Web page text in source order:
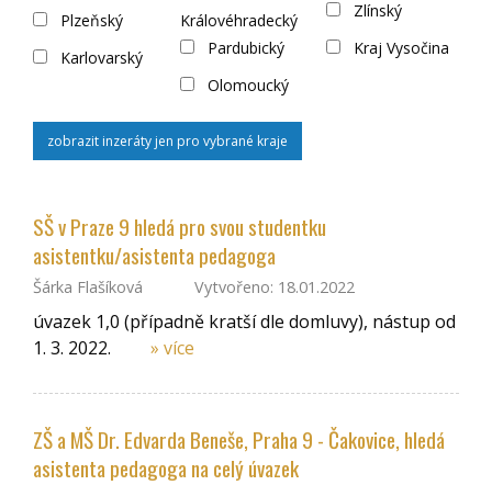
Plzeňský
Karlovarský
Královéhradecký
Pardubický
Olomoucký
Zlínský
Kraj Vysočina
zobrazit inzeráty jen pro vybrané kraje
SŠ v Praze 9 hledá pro svou studentku
asistentku/asistenta pedagoga
Šárka Flašíková Vytvořeno: 18.01.2022
úvazek 1,0 (případně kratší dle domluvy), nástup od
1. 3. 2022.
» více
ZŠ a MŠ Dr. Edvarda Beneše, Praha 9 - Čakovice, hledá
asistenta pedagoga na celý úvazek